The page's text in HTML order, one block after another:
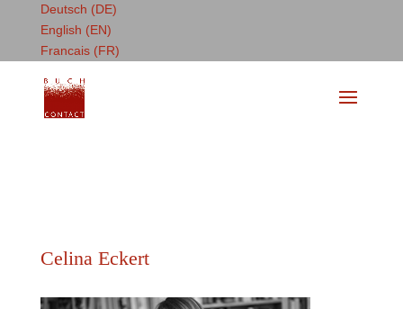
Deutsch (DE)
English (EN)
Francais (FR)
Celina Eckert